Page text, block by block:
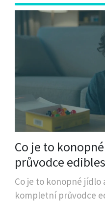
Co je to
průvodce
bezpečností
Co je to konopné jídlo
kompletní průvodce